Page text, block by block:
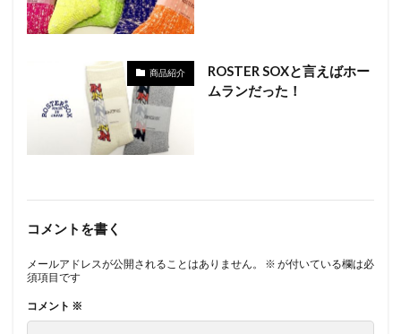
商品紹介
ROSTER SOXと言えばホー
ムランだった！
コメントを書く
メールアドレスが公開されることはありません。 ※ が付いている欄は必
須項目です
コメント ※